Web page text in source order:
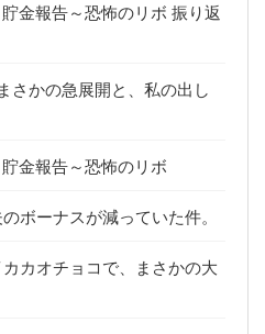
金報告～恐怖のリボ 振り返
さかの急展開と、私の出し
金報告～恐怖のリボ
ボーナスが減っていた件。
カオチョコで、まさかの大